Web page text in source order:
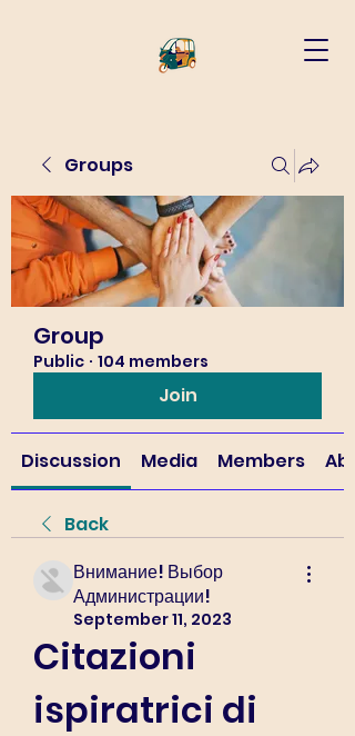
Groups
Group
Public · 104 members
Join
Discussion Media Members
Back
Внимание! Выбор
Администрации!
September 11, 2023
Citazioni
ispiratrici di